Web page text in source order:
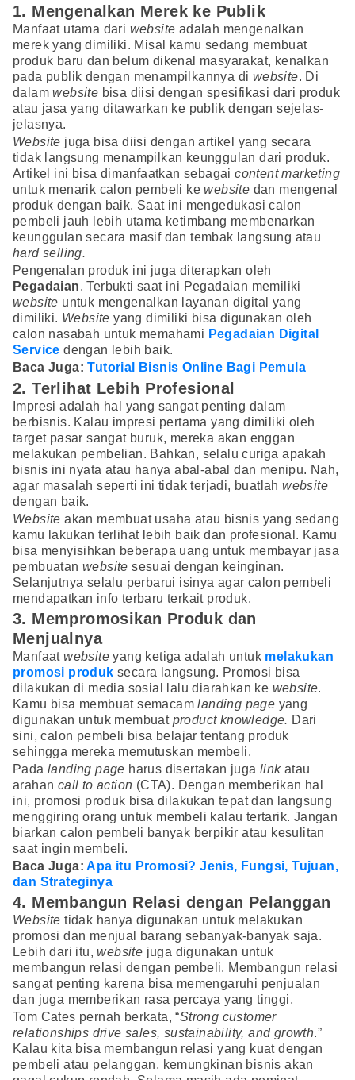
1. Mengenalkan Merek ke Publik
Manfaat utama dari website adalah mengenalkan
merek yang dimiliki. Misal kamu sedang membuat
produk baru dan belum dikenal masyarakat, kenalkan
pada publik dengan menampilkannya di website. Di
dalamwebsite bisa diisi dengan spesifikasi dari produk
atau jasa yang ditawarkan ke publik dengan sejelas-
jelasnya.
Website juga bisa diisi dengan artikel yang secara
tidak langsung menampilkan keunggulan dari produk.
Artikel ini bisa dimanfaatkan sebagaicontent marketing
untuk menarik calon pembeli kewebsite dan mengenal
produk dengan baik. Saat ini mengedukasi calon
pembeli jauh lebih utama ketimbang membenarkan
keunggulan secara masif dan tembak langsung atau
hard selling.
Pengenalan produk ini juga diterapkan oleh
Pegadaian. Terbukti saat ini Pegadaian memiliki
website untuk mengenalkan layanan digital yang
dimiliki. Website yang dimiliki bisa digunakan oleh
calon nasabah untuk memahami Pegadaian Digital
Servicedengan lebih baik.
Baca Juga:Tutorial Bisnis Online Bagi Pemula
2. Terlihat Lebih Profesional
Impresi adalah hal yang sangat penting dalam
berbisnis. Kalau impresi pertama yang dimiliki oleh
target pasar sangat buruk, mereka akan enggan
melakukan pembelian. Bahkan, selalu curiga apakah
bisnis ini nyata atau hanya abal-abal dan menipu. Nah,
agar masalah seperti ini tidak terjadi, buatlahwebsite
dengan baik.
Website akan membuat usaha atau bisnis yang sedang
kamu lakukan terlihat lebih baik dan profesional. Kamu
bisa menyisihkan beberapa uang untuk membayar jasa
pembuatanwebsite sesuai dengan keinginan.
Selanjutnya selalu perbarui isinya agar calon pembeli
mendapatkan info terbaru terkait produk.
3. Mempromosikan Produk dan
Menjualnya
Manfaatwebsite yang ketiga adalah untuk melakukan
promosi produk secara langsung. Promosi bisa
dilakukan di media sosial lalu diarahkan ke website.
Kamu bisa membuat semacamlanding page yang
digunakan untuk membuat product knowledge. Dari
sini, calon pembeli bisa belajar tentang produk
sehingga mereka memutuskan membeli.
Pada landing page harus disertakan jugalinkatau
arahan call to action (CTA). Dengan memberikan hal
ini, promosi produk bisa dilakukan tepat dan langsung
menggiring orang untuk membeli kalau tertarik. Jangan
biarkan calon pembeli banyak berpikir atau kesulitan
saat ingin membeli.
Baca Juga:Apa itu Promosi? Jenis, Fungsi, Tujuan,
dan Strateginya
4. Membangun Relasi dengan Pelanggan
Website tidak hanya digunakan untuk melakukan
promosi dan menjual barang sebanyak-banyak saja.
Lebih dari itu,website juga digunakan untuk
membangun relasi dengan pembeli. Membangun relasi
sangat penting karena bisa memengaruhi penjualan
dan juga memberikan rasa percaya yang tinggi,
Tom Cates pernah berkata, “Strong customer
relationships drive sales, sustainability, and growth.”
Kalau kita bisa membangun relasi yang kuat dengan
pembeli atau pelanggan, kemungkinan bisnis akan